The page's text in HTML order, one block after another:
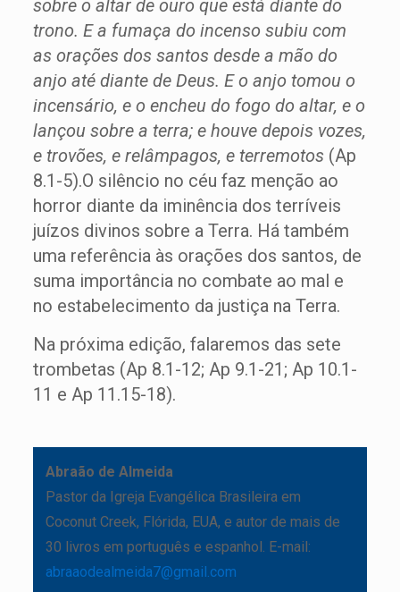
sobre o altar de ouro que está diante do
trono. E a fumaça do incenso subiu com
as orações dos santos desde a mão do
anjo até diante de Deus. E o anjo tomou o
incensário, e o encheu do fogo do altar, e o
lançou sobre a terra; e houve depois vozes,
e trovões, e relâmpagos, e terremotos (Ap
8.1-5).O silêncio no céu faz menção ao
horror diante da iminência dos terríveis
juízos divinos sobre a Terra. Há também
uma referência às orações dos santos, de
suma importância no combate ao mal e
no estabelecimento da justiça na Terra.
Na próxima edição, falaremos das sete
trombetas (Ap 8.1-12; Ap 9.1-21; Ap 10.1-
11 e Ap 11.15-18).
Abraão de Almeida
Pastor da Igreja Evangélica Brasileira em
Coconut Creek, Flórida, EUA, e autor de mais de
30 livros em português e espanhol. E-mail:
abraaodealmeida7@gmail.com